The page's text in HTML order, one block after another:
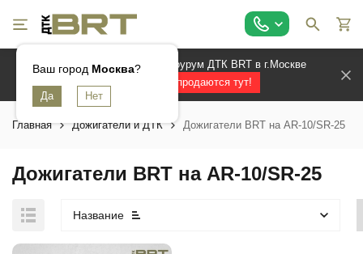
Ваш город Москва?
Официальный магазин и шоурум ДТК BRT в г.Москве
Лучшие ДТК продаются тут!
Главная Дожигатели и ДТК Дожигатели BRT на AR-10/SR-25
Дожигатели BRT на AR-10/SR-25
Название